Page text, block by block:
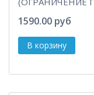
1590.00 руб